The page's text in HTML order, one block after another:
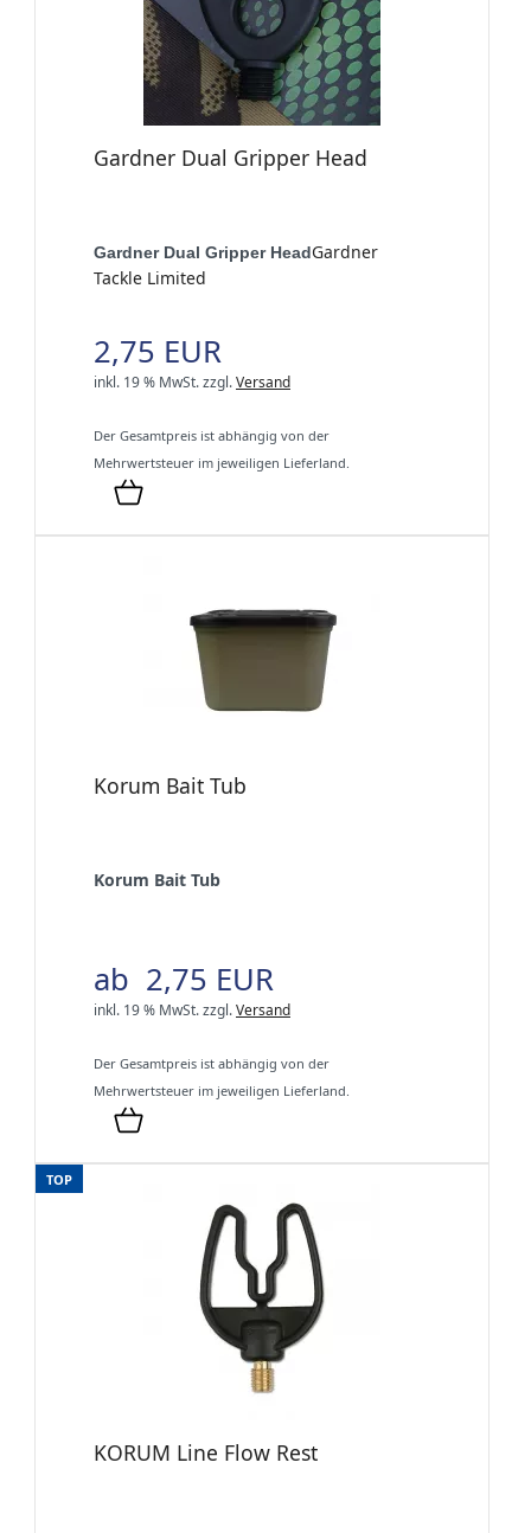
Gardner Dual Gripper Head
Gardner Dual Gripper HeadGardner
Tackle Limited
2,75 EUR
inkl. 19 % MwSt.zzgl.Versand
Der Gesamtpreis ist abhängig von der
Mehrwertsteuer im jeweiligen Lieferland.
Korum Bait Tub
Korum Bait Tub
ab 2,75 EUR
inkl. 19 % MwSt.zzgl.Versand
Der Gesamtpreis ist abhängig von der
Mehrwertsteuer im jeweiligen Lieferland.
TOP
KORUM Line Flow Rest